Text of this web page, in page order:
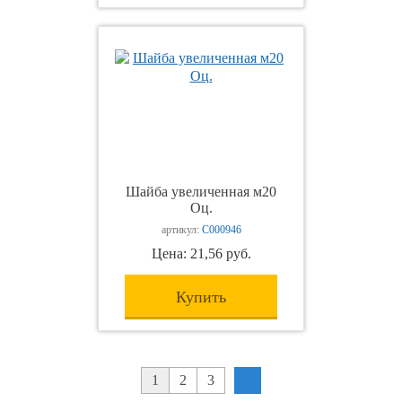
Шайба увеличенная м20
Оц.
артикул: С000946
Цена: 21,56 руб.
Купить
1 2 3